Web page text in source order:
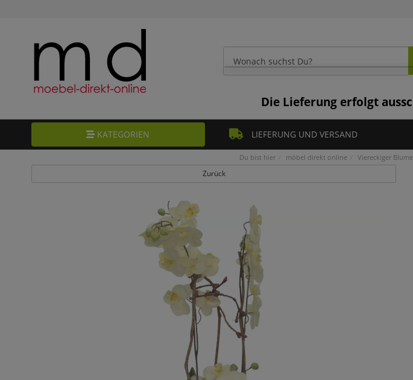
Die Lieferung erfolgt
KATEGORIEN LIEFERUNG UND VERSAND
Du bist hier möbel direkt online Viereckiger
Zurück